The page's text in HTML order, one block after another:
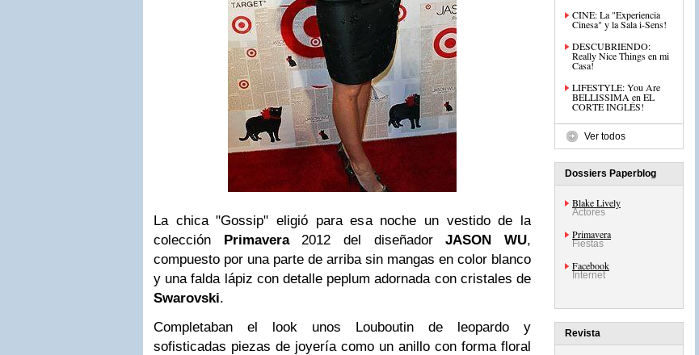
La chica "Gossip" eligió para esa noche un vestido de la
colección Primavera2012 del diseñadorJASON WU,
compuesto por una parte de arriba sin mangas en color blanco
y una falda lápiz con detalle peplum adornada con cristales de
Swarovski.
Completaban el look unos Louboutin de leopardo y
sofisticadas piezas de joyería como un anillo con forma floral
CINE: La "Experiencia
Cinesa" y la Sala i-Sens!
DESCUBRIENDO:
Really Nice Things en mi
Casa!
LIFESTYLE: You Are
BELLISSIMA en EL
CORTE INGLÉS!
Ver todos
Dossiers Paperblog
Blake Lively
Actores
Primavera
Fiestas
Facebook
Internet
Revista